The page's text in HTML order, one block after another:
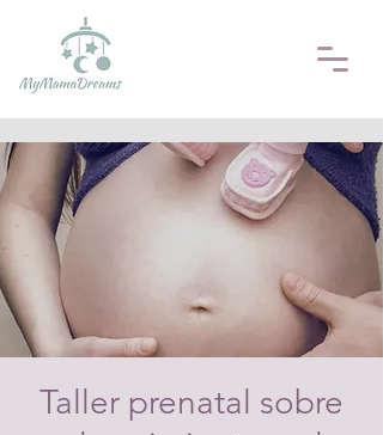
Taller prenatal sobre